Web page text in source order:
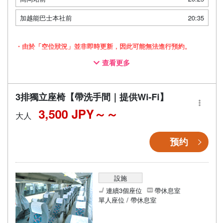
加越能巴士本社前
20:35
・由於「空位狀況」並非即時更新，因此可能無法進行預約。
・採用三列獨立座椅車廂，讓您舒適放鬆地旅途
查看更多
3排獨立座椅【帶洗手間｜提供Wi-Fi】
大人 3,500 JPY～
预约
設施
連續3個座位
帶休息室
單人座位 / 帶休息室